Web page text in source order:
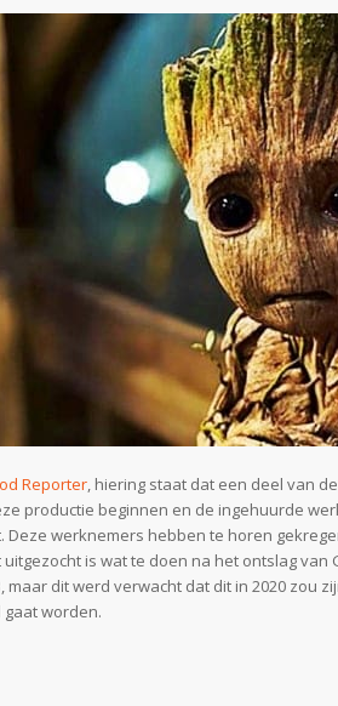
Reporter, hiering staat dat een deel van
productie beginnen en de ingehuurde
Deze werknemers hebben te horen
is wat te doen na het ontslag
dit werd verwacht dat dit in 2020 zou
worden.